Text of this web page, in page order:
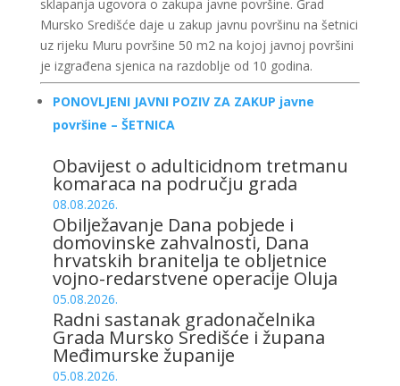
sklapanja ugovora o zakupa javne površine. Grad
Mursko Središće daje u zakup javnu površinu na šetnici
uz rijeku Muru površine 50 m2 na kojoj javnoj površini
je izgrađena sjenica na razdoblje od 10 godina.
PONOVLJENI JAVNI POZIV ZA ZAKUP javne
površine – ŠETNICA
Obavijest o adulticidnom tretmanu
komaraca na području grada
08.08.2026.
Obilježavanje Dana pobjede i
domovinske zahvalnosti, Dana
hrvatskih branitelja te obljetnice
vojno-redarstvene operacije Oluja
05.08.2026.
Radni sastanak gradonačelnika
Grada Mursko Središće i župana
Međimurske županije
05.08.2026.